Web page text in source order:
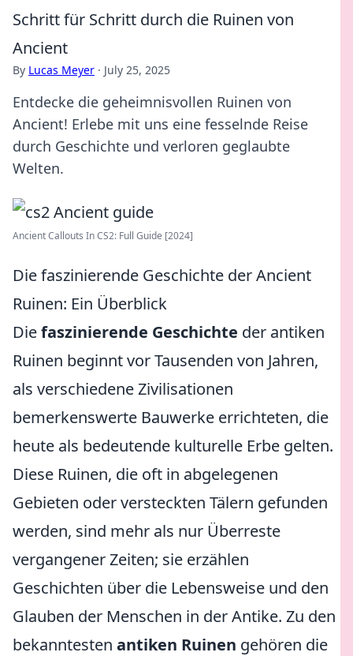
Schritt für Schritt durch die Ruinen von
Ancient
By Lucas Meyer · July 25, 2025
Entdecke die geheimnisvollen Ruinen von
Ancient! Erlebe mit uns eine fesselnde Reise
durch Geschichte und verloren geglaubte
Welten.
Ancient Callouts In CS2: Full Guide [2024]
Die faszinierende Geschichte der Ancient
Ruinen: Ein Überblick
Diefaszinierende Geschichte der antiken
Ruinen beginnt vor Tausenden von Jahren,
als verschiedene Zivilisationen
bemerkenswerte Bauwerke errichteten, die
heute als bedeutende kulturelle Erbe gelten.
Diese Ruinen, die oft in abgelegenen
Gebieten oder versteckten Tälern gefunden
werden, sind mehr als nur Überreste
vergangener Zeiten; sie erzählen
Geschichten über die Lebensweise und den
Glauben der Menschen in der Antike. Zu den
bekanntesten antiken Ruinen gehören die